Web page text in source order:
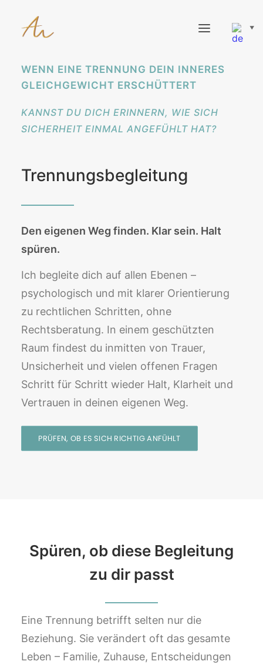
STARTSEITE
FAQ
KONTAKT
WENN EINE TRENNUNG DEIN INNERES
GLEICHGEWICHT ERSCHÜTTERT
KANNST DU DICH ERINNERN, WIE SICH
SICHERHEIT EINMAL ANGEFÜHLT HAT?
Trennungsbegleitung
Den eigenen Weg finden. Klar sein. Halt
spüren.
Ich begleite dich auf allen Ebenen –
psychologisch und mit klarer Orientierung
zu rechtlichen Schritten, ohne
Rechtsberatung. In einem geschützten
Raum findest du inmitten von Trauer,
Unsicherheit und vielen offenen Fragen
Schritt für Schritt wieder Halt, Klarheit und
Vertrauen in deinen eigenen Weg.
PRÜFEN, OB ES SICH RICHTIG ANFÜHLT
Spüren, ob diese Begleitung
zu dir passt
Eine Trennung betrifft selten nur die
Beziehung. Sie verändert oft das gesamte
Leben – Familie, Zuhause, Entscheidungen
▼